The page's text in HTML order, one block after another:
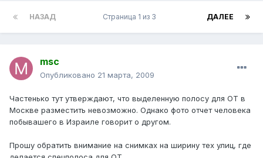
НАЗАД ДАЛЕЕ
Страница 1 из 3
msc
Опубликовано 21 марта, 2009
Частенько тут утверждают, что выделенную полосу для ОТ в
Москве разместить невозможно. Однако фото отчет человека
побывашего в Израиле говорит о другом.
Прошу обратить внимание на снимках на ширину тех улиц, где